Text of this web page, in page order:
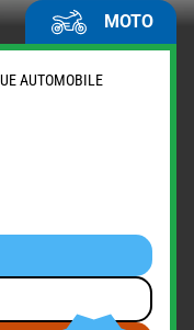
MOTO
AUTOMOBILE